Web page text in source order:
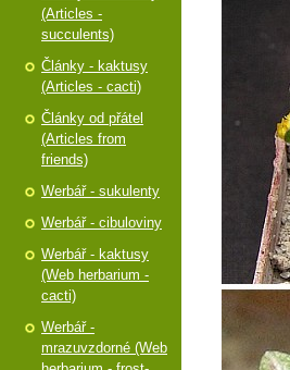
(Articles -
succulents)
Články - kaktusy
(Articles - cacti)
Články od přátel
(Articles from
friends)
Werbář - sukulenty
Werbář - cibuloviny
Werbář - kaktusy
(Web herbarium -
cacti)
Werbář -
mrazuvzdorné (Web